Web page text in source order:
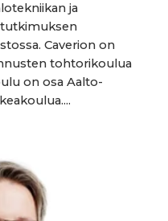
ja
Caverion on
tohtorikoulua
on osa Aalto-